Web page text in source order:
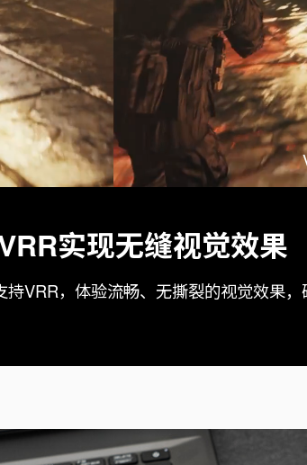
实现无缝视觉效果
VRR，体验流畅、无撕裂的视觉效果，